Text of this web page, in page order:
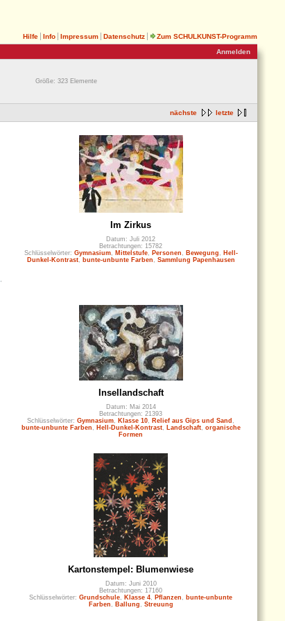
Hilfe Info Impressum Datenschutz
Zum SCHULKUNST-Programm
Anmelden
Größe: 323 Elemente
nächste letzte
Im Zirkus
Datum: Juli 2012
Betrachtungen: 15782
Schlüsselwörter: Gymnasium, Mittelstufe, Personen Bewegung
Hell-
Dunkel-Kontrast, bunte-unbunte Farben Sammlung Papenhausen
Insellandschaft
Datum: Mai 2014
Betrachtungen: 21393
Schlüsselwörter: Gymnasium Klasse 10 Relief aus Gips und Sand
bunte-unbunte Farben
Hell-Dunkel-Kontrast, Landschaft, organische
Formen
Kartonstempel: Blumenwiese
Datum: Juni 2010
Betrachtungen: 17160
Schlüsselwörter: Grundschule Klasse 4 Pflanzen
bunte-unbunte
Farben
Ballung Streuung